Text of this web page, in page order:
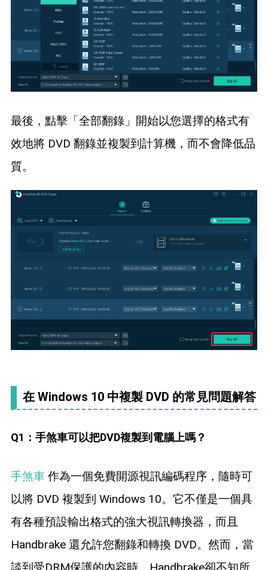
最後，點擊「全部翻錄」開始以您選擇的格式有
效地將 DVD 翻錄並複製到計算機，而不會降低品
質。
在 Windows 10 中複製 DVD 的常見問題解答
Q1：手煞車可以把DVD複製到電腦上嗎？
手煞車作為一個免費開源視訊編碼程序，隨時可
以將 DVD 複製到 Windows 10。它不僅是一個具
有各種預設輸出格式的強大視訊轉換器，而且
Handbrake 還允許您翻錄和轉換 DVD。然而，當